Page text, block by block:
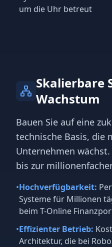
um die Uhr betreut
Skalierbare
Wachstum
Bauen Sie auf eine
technische Basis, die
Unternehmen
bis zur
•Hochverfügbarkeit:
Systeme für Millionen
beim T-Online
•Effizienter Betrieb:
Architektur, die bei